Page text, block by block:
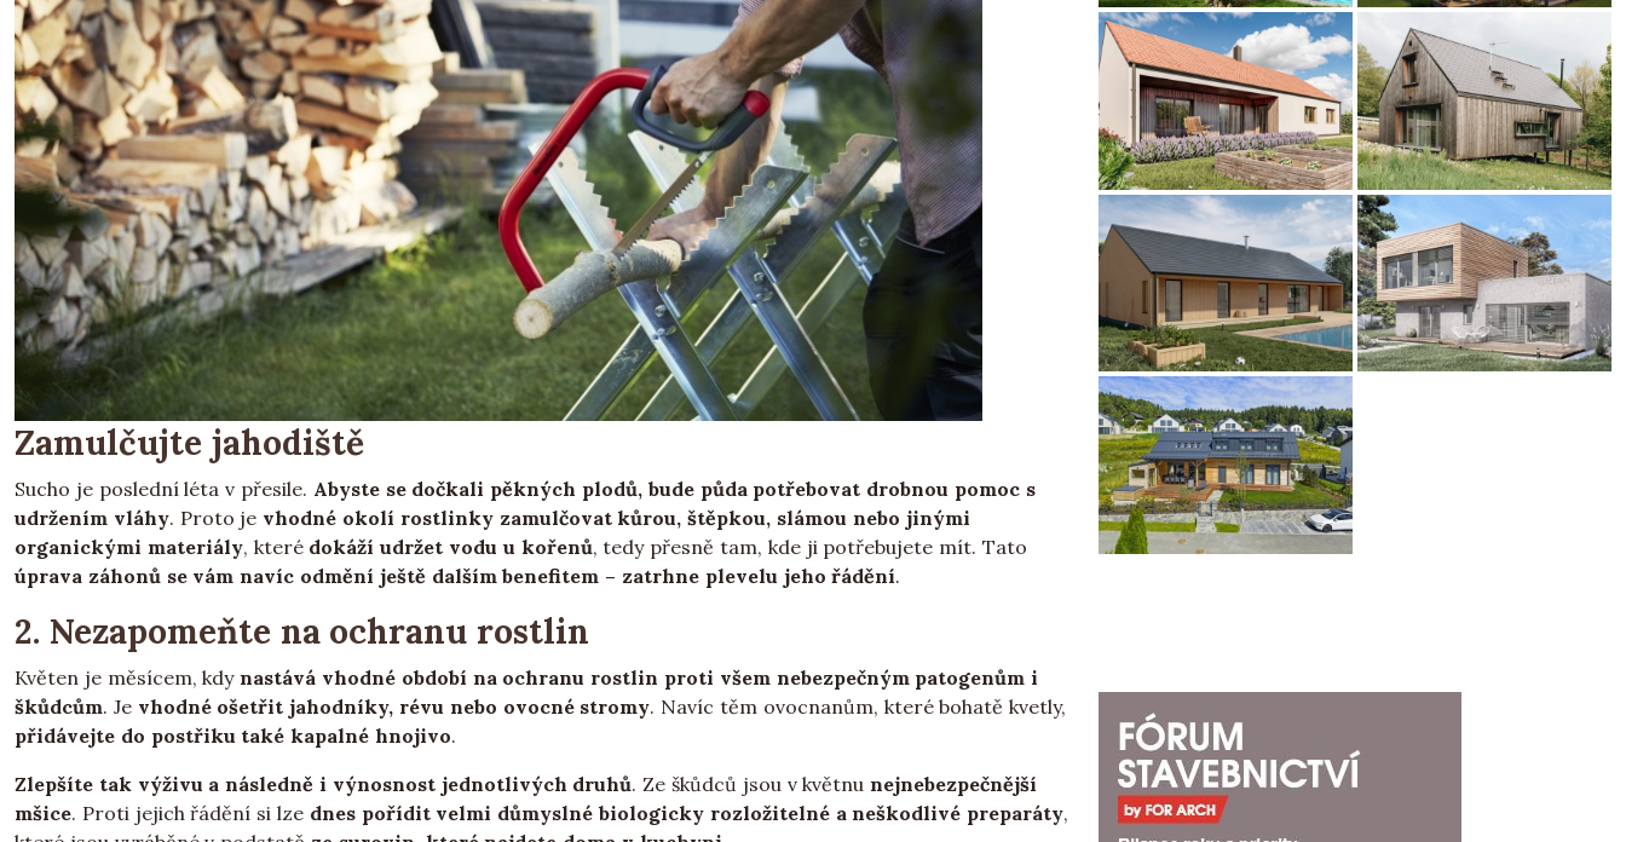
Zamulčujte jahodiště
Sucho je poslední léta v přesile. Abyste se dočkali pěkných plodů, bude půda potřebovat drobnou pomoc s
udržením vláhy. Proto je vhodné okolí rostlinky zamulčovat kůrou, štěpkou, slámou nebo jinými
organickými materiály, které dokáží udržet vodu u kořenů, tedy přesně tam, kde ji potřebujete mít. Tato
úprava záhonů se vám navíc odmění ještě dalším benefitem – zatrhne plevelu jeho řádění.
2. Nezapomeňte na ochranu rostlin
Květen je měsícem, kdynastává vhodné období na ochranu rostlin proti všem nebezpečným patogenům i
škůdcům. Je vhodné ošetřit jahodníky, révu nebo ovocné stromy. Navíc těm ovocnanům, které bohatě kvetly,
přidávejte do postřiku také kapalné hnojivo.
Zlepšíte tak výživu a následně i výnosnost jednotlivých druhů. Ze škůdců jsou v květnunejnebezpečnější
mšice. Proti jejich řádění si lze dnes pořídit velmi důmyslné biologicky rozložitelné a neškodlivé preparáty,